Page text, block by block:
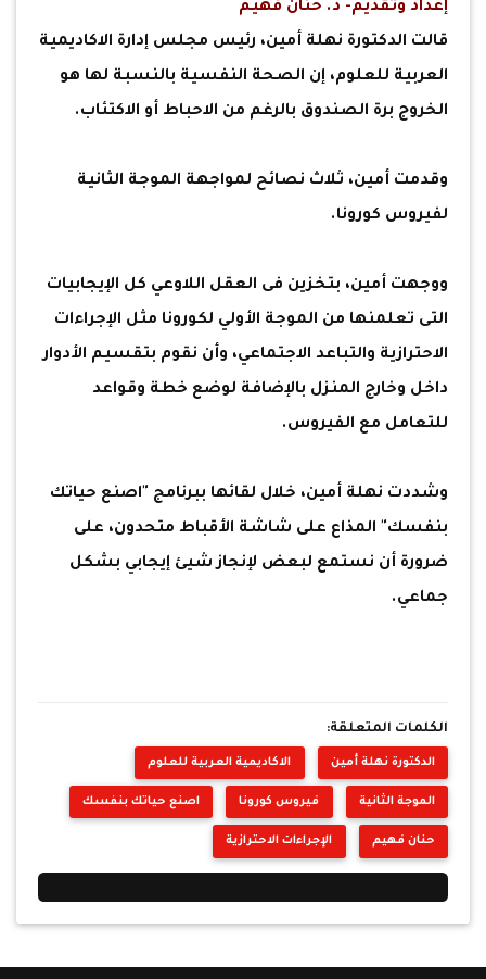
إعداد وتقديم- د. حنان فهيم
قالت الدكتورة نهلة أمين، رئيس مجلس إدارة الاكاديمية
العربية للعلوم، إن الصحة النفسية بالنسبة لها هو
الخروج برة الصندوق بالرغم من الاحباط أو الاكتئاب.
وقدمت أمين، ثلاث نصائح لمواجهة الموجة الثانية
لفيروس كورونا.
ووجهت أمين، بتخزين فى العقل اللاوعي كل الإيجابيات
التى تعلمنها من الموجة الأولي لكورونا مثل الإجراءات
الاحترازية والتباعد الاجتماعي، وأن نقوم بتقسيم الأدوار
داخل وخارج المنزل بالإضافة لوضع خطة وقواعد
للتعامل مع الفيروس.
وشددت نهلة أمين، خلال لقائها ببرنامج "اصنع حياتك
بنفسك" المذاع على شاشة الأقباط متحدون، على
ضرورة أن نستمع لبعض لإنجاز شيئ إيجابي بشكل
جماعي.
الكلمات المتعلقة:
الدكتورة نهلة أمين الاكاديمية العربية للعلوم
الموجة الثانية فيروس كورونا اصنع حياتك بنفسك
حنان فهيم الإجراءات الاحترازية